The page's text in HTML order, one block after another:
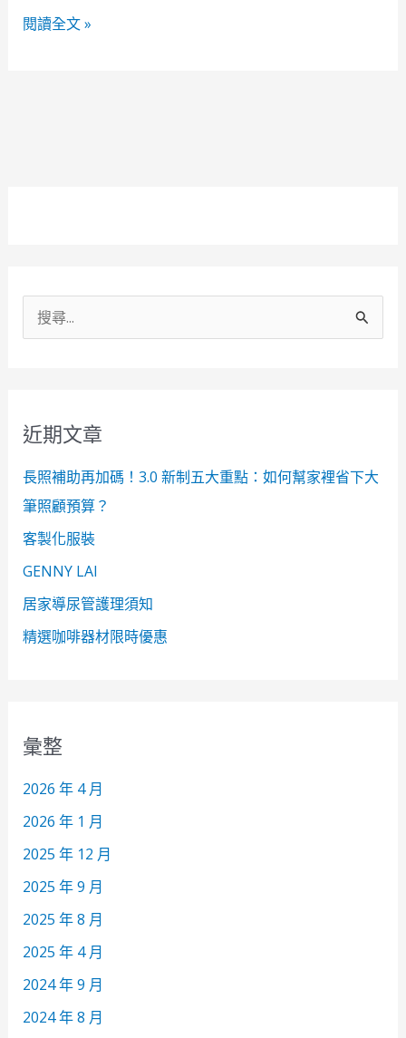
頸
閱讀全文 »
字
近期文章
長照補助再加碼！3.0 新制五大重點：如何幫家裡省下大
筆照顧預算？
客製化服裝
GENNY LAI
居家導尿管護理須知
精選咖啡器材限時優惠
彙整
2026 年 4 月
2026 年 1 月
2025 年 12 月
2025 年 9 月
2025 年 8 月
2025 年 4 月
2024 年 9 月
2024 年 8 月